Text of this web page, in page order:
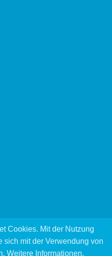
Cookies. Mit der Nutzung
sich mit der Verwendung von
Weitere Informationen.